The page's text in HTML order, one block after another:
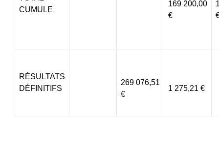
CUMULE
169 200,00
€
RÉSULTATS
DÉFINITIFS
269 076,51
€
1 275,21 €